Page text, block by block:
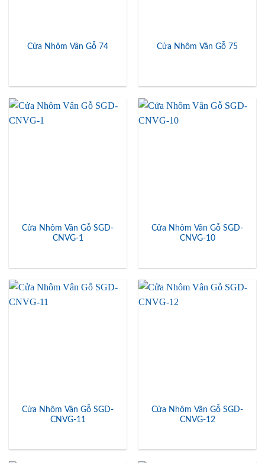
Cửa Nhôm Vân Gỗ 74 Cửa Nhôm Vân Gỗ 75
Cửa Nhôm Vân Gỗ SGD-
CNVG-1
Cửa Nhôm Vân Gỗ SGD-
CNVG-10
Cửa Nhôm Vân Gỗ SGD-
CNVG-11
Cửa Nhôm Vân Gỗ SGD-
CNVG-12